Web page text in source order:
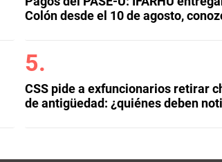
Colón desde el 10 de agosto,
CSS pide a exfuncionarios retirar
de antigüedad: ¿quiénes deben